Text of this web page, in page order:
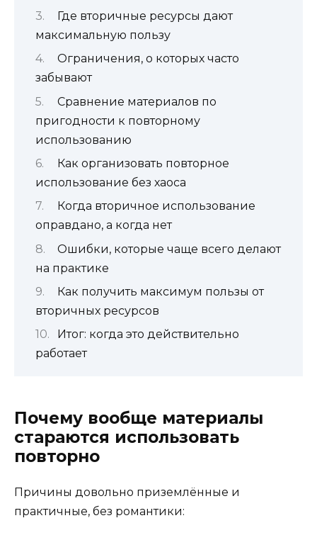
Где вторичные ресурсы дают
максимальную пользу
Ограничения, о которых часто
забывают
Сравнение материалов по
пригодности к повторному
использованию
Как организовать повторное
использование без хаоса
Когда вторичное использование
оправдано, а когда нет
Ошибки, которые чаще всего делают
на практике
Как получить максимум пользы от
вторичных ресурсов
Итог: когда это действительно
работает
Почему вообще материалы
стараются использовать
повторно
Причины довольно приземлённые и
практичные, без романтики: